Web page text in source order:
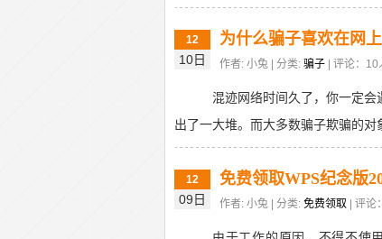
12
10日
为什么骗子喜欢在网上
作者: 小兔 | 分类: 骗子 | 评论：
混迹网络时间久了，你一定
出了一大堆。而大多数骗子欺骗的对
12
09日
免费领取WPS纪念版
作者: 小兔 | 分类: 免费领取 | 评论